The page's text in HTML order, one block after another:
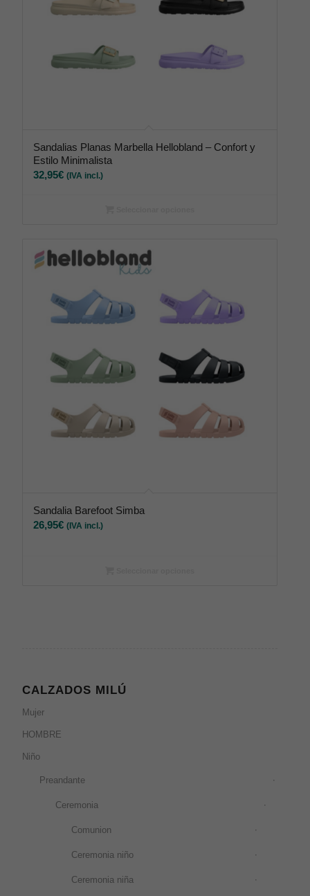
Sandalias Planas Marbella Hellobland – Confort y
Estilo Minimalista
32,95€ (IVA incl.)
Sandalia Barefoot Simba
26,95€ (IVA incl.)
CALZADOS MILÚ
Mujer
HOMBRE
Niño
Preandante
Ceremonia
Comunion
Ceremonia niño
Ceremonia niña